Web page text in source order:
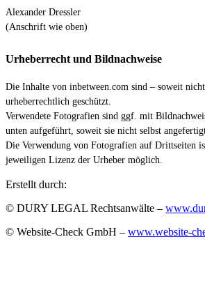
Alexander Dressler
(Anschrift wie oben)
Urheberrecht und Bildnachweise
Die Inhalte von inbetween.com sind – soweit
urheberrechtlich geschützt.
Verwendete Fotografien sind ggf. mit
unten aufgeführt, soweit sie nicht selbst
Die Verwendung von Fotografien auf Drittseiten
jeweiligen Lizenz der Urheber möglich.
Erstellt durch:
© DURY LEGAL Rechtsanwälte –
© Website-Check GmbH – www.website-